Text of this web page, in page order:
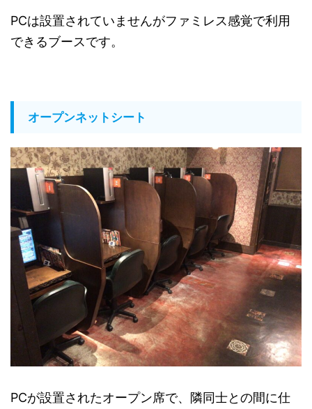
PCは設置されていませんがファミレス感覚で利用
できるブースです。
オープンネットシート
PCが設置されたオープン席で、隣同士との間に仕